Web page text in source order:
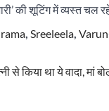
की शूटिंग में व्यस्त
Sreeleela
किया था ये वादा, मां